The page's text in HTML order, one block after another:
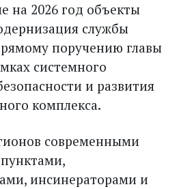
на 2026 год объекты
службы
поручению главы
системного
и развития
комплекса.
современными
инсинераторами и